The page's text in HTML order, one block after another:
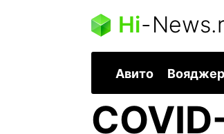
Hi-
Авито Вояджер